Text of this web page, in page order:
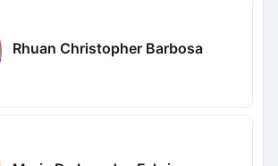
Rhuan Christopher Barbosa